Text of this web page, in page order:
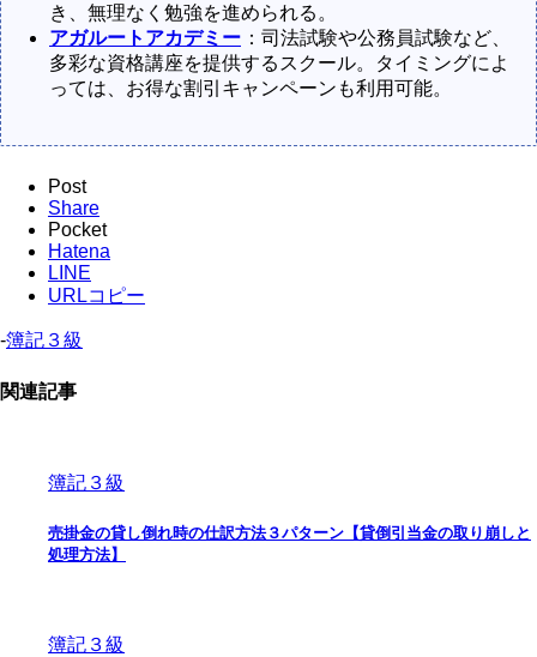
き、無理なく勉強を進められる。
アガルートアカデミー ：司法試験や公務員試験など、
多彩な資格講座を提供するスクール。タイミングによ
っては、お得な割引キャンペーンも利用可能。
Post
Share
Pocket
Hatena
LINE
URLコピー
-簿記３級
関連記事
簿記３級
売掛金の貸し倒れ時の仕訳方法３パターン【貸倒引当金の取り崩しと
処理方法】
簿記３級